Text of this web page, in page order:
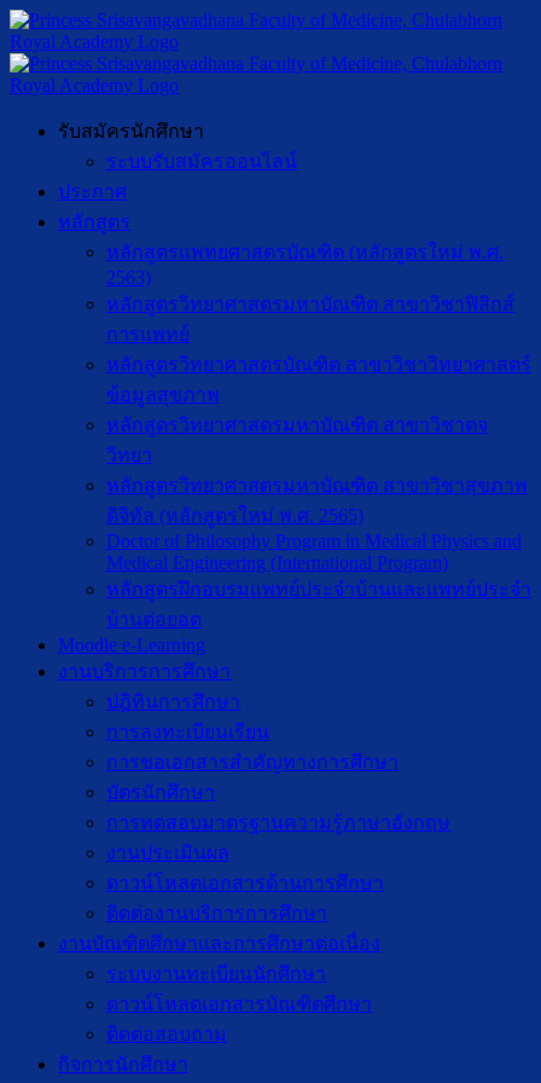
รับสมัครนักศึกษา
ระบบรับสมัครออนไลน์
ประกาศ
หลักสูตร
หลักสูตรแพทยศาสตรบัณฑิต (หลักสูตรใหม่ พ.ศ.
2563)
หลักสูตรวิทยาศาสตรมหาบัณฑิต สาขาวิชาฟิสิกส์
การแพทย์
หลักสูตรวิทยาศาสตรบัณฑิต สาขาวิชาวิทยาศาสตร์
ข้อมูลสุขภาพ
หลักสูตรวิทยาศาสตรมหาบัณฑิต สาขาวิชาตจ
วิทยา
หลักสูตรวิทยาศาสตรมหาบัณฑิต สาขาวิชาสุขภาพ
ดิจิทัล (หลักสูตรใหม่ พ.ศ. 2565)
Doctor of Philosophy Program in Medical Physics and
Medical Engineering (International Program)
หลักสูตรฝึกอบรมแพทย์ประจำบ้านและแพทย์ประจำ
บ้านต่อยอด
Moodle e-Learning
งานบริการการศึกษา
ปฎิทินการศึกษา
การลงทะเบียนเรียน
การขอเอกสารสำคัญทางการศึกษา
บัตรนักศึกษา
การทดสอบมาตรฐานความรู้ภาษาอังกฤษ
งานประเมินผล
ดาวน์โหลดเอกสารด้านการศึกษา
ติดต่องานบริการการศึกษา
งานบัณฑิตศึกษาเเละการศึกษาต่อเนื่อง
ระบบงานทะเบียนนักศึกษา
ดาวน์โหลดเอกสารบัณฑิตศึกษา
ติดต่อสอบถาม
กิจการนักศึกษา